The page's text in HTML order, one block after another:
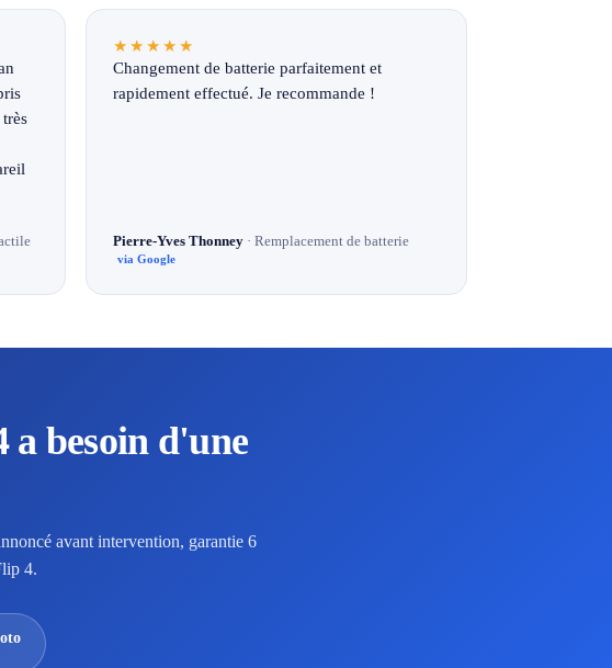
★★★★★
Changement de batterie parfaitement et
rapidement effectué. Je recommande !
Pierre-Yves Thonney · Remplacement de batterie
via Google
a besoin d'une
avant intervention, garantie 6
4.